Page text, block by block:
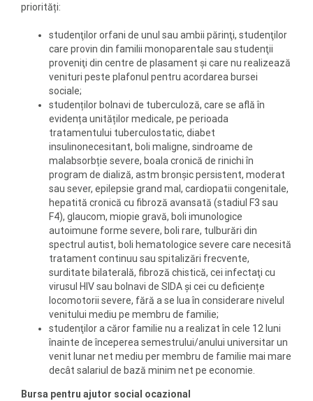
priorități:
studenţilor orfani de unul sau ambii părinţi, studenţilor
care provin din familii monoparentale sau studenţii
proveniţi din centre de plasament şi care nu realizează
venituri peste plafonul pentru acordarea bursei
sociale;
studenților bolnavi de tuberculoză, care se află în
evidența unităților medicale, pe perioada
tratamentului tuberculostatic, diabet
insulinonecesitant, boli maligne, sindroame de
malabsorbție severe, boala cronică de rinichi în
program de dializă, astm bronșic persistent, moderat
sau sever, epilepsie grand mal, cardiopatii congenitale,
hepatită cronică cu fibroză avansată (stadiul F3 sau
F4), glaucom, miopie gravă, boli imunologice
autoimune forme severe, boli rare, tulburări din
spectrul autist, boli hematologice severe care necesită
tratament continuu sau spitalizări frecvente,
surditate bilaterală, fibroză chistică, cei infectaţi cu
virusul HIV sau bolnavi de SIDA și cei cu deficiențe
locomotorii severe, fără a se lua în considerare nivelul
venitului mediu pe membru de familie;
studenţilor a căror familie nu a realizat în cele 12 luni
înainte de începerea semestrului/anului universitar un
venit lunar net mediu per membru de familie mai mare
decât salariul de bază minim net pe economie.
Bursa pentru ajutor social ocazional